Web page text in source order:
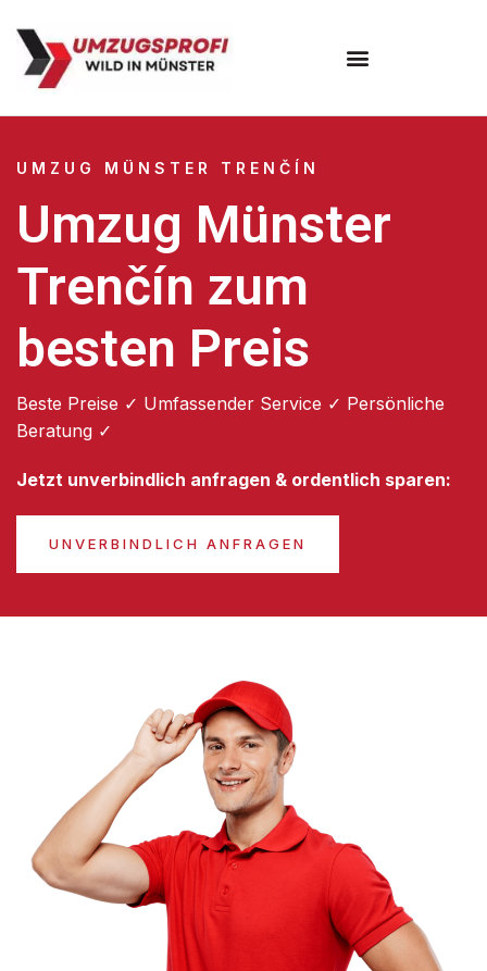
UMZUG MÜNSTER TRENČÍN
Umzug Münster
Trenčín zum
besten Preis
Beste Preise ✓ Umfassender Service ✓ Persönliche
Beratung ✓
Jetzt unverbindlich anfragen & ordentlich sparen:
UNVERBINDLICH ANFRAGEN